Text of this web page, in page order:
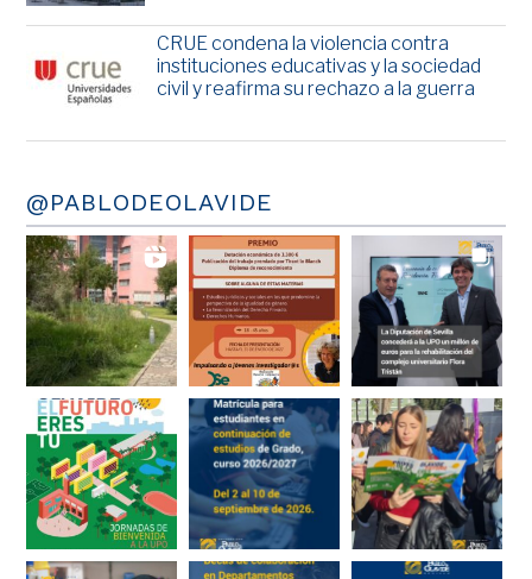
CRUE condena la violencia contra
instituciones educativas y la sociedad
civil y reafirma su rechazo a la guerra
@PABLODEOLAVIDE